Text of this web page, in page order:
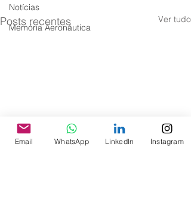
Notícias
Memória Aeronáutica
Posts recentes Ver tudo
Email WhatsApp LinkedIn Instagram